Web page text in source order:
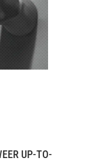
UP-TO-